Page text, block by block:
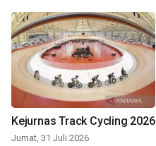
Kejurnas Track Cycling 2026
Jumat, 31 Juli 2026